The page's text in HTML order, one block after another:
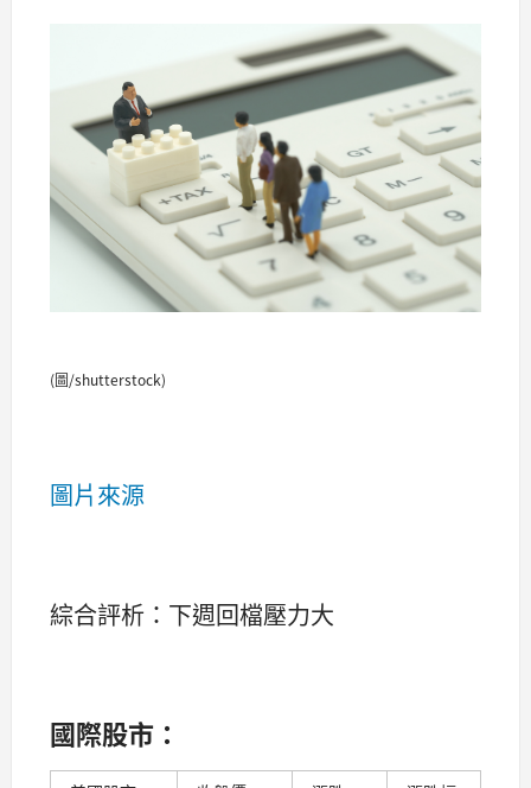
(圖/shutterstock)
圖片來源
綜合評析：下週回檔壓力大
國際股市：